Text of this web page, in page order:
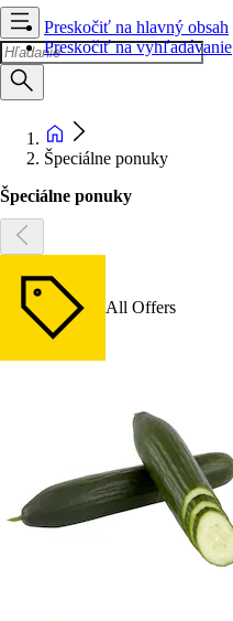
Preskočiť na hlavný obsah
Preskočiť na vyhľadávanie
Špeciálne ponuky
Špeciálne ponuky
All Offers